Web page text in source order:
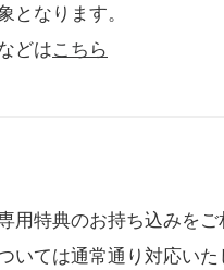
となります。
どはこちら
用特典のお持ち込みを
いては通常通り対応いた